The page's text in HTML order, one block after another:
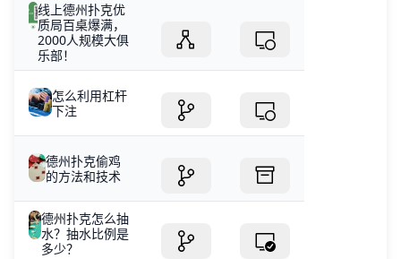
线上德州扑克优
质局百桌爆满，
2000人规模大俱
乐部！
怎么利用杠杆
下注
德州扑克偷鸡
的方法和技术
德州扑克怎么抽
水？抽水比例是
多少？